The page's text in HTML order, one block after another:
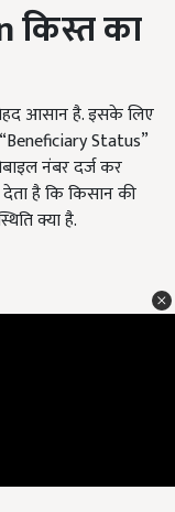
किस्त का
आसान है. इसके लिए
Status”
नंबर दर्ज कर
है कि किसान की
क्या है.